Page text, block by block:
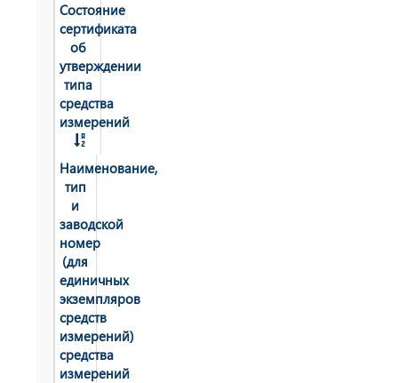
Состояние
сертификата
об
утверждении
типа
средства
измерений
Наименование,
тип
и
заводской
номер
(для
единичных
экземпляров
средств
измерений)
средства
измерений